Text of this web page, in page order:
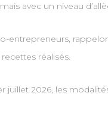
mais avec un niveau
entrepreneurs,
recettes réalisés.
juillet 2026, les